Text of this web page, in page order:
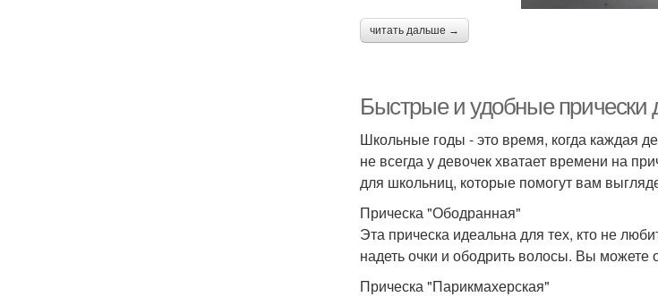
читать дальше →
Быстрые и удобные прически
Школьные годы - это время, когда каждая
не всегда у девочек хватает времени на
для школьниц, которые помогут вам
Прическа "Ободранная"
Эта прическа идеальна для тех, кто не
надеть очки и ободрить волосы. Вы можете
Прическа "Парикмахерская"